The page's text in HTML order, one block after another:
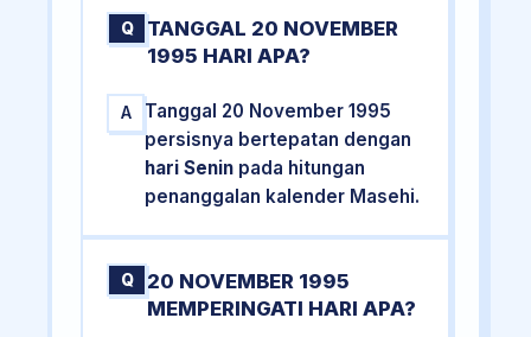
Q
TANGGAL 20 NOVEMBER
1995 HARI APA?
A
Tanggal 20 November 1995
persisnya bertepatan dengan
hari Senin pada hitungan
penanggalan kalender Masehi.
Q
20 NOVEMBER 1995
MEMPERINGATI HARI APA?